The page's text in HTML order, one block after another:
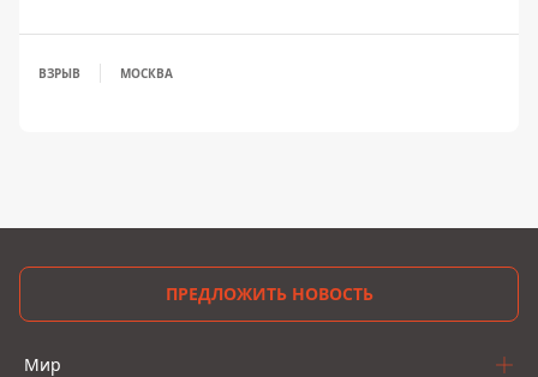
ВЗРЫВ МОСКВА
ПРЕДЛОЖИТЬ НОВОСТЬ
Мир